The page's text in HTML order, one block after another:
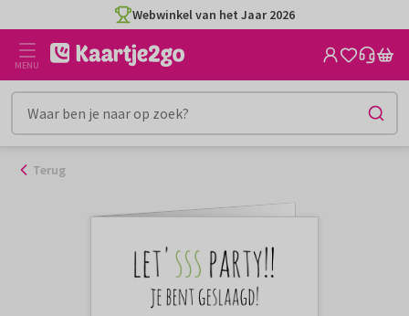
naar
inhoud
Webwinkel van het Jaar 2026
MENU
Terug